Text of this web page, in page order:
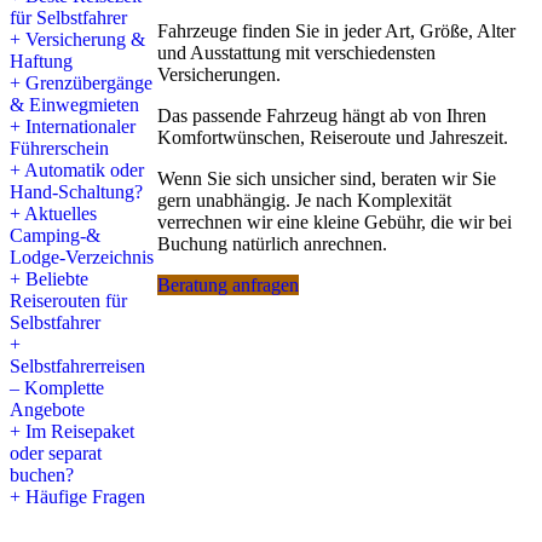
und Lüderitz, Sossusvlei und Namib-Wüste, Namib-
Naukluftberge, Erongo, Spitzkoppe, Damaraland,
Kaokoveld.
Lediglich die Regionen ab Etosha nördlich und
nordöstlich, also auch die Sambesi-Region (ehemals
Caprivistreifen bis Victoria Falls) und der hohe Norden
an den Flüssen z.B. mit den Epupa-Fällen gelten als
Malariagebiete, ebenso wie große Teile Botswanas.
Ob Reise-Impfungen oder Malaria-Prophylaxe empfohlen
werden, besprechen Sie bitte idealerweise mehr als 6 Monate
vor der Reise mit Ihrem Hausarzt oder einem Tropenmediziner,
da einige Impfungen diesen Vorlauf benötigen.
Weitere Infos finden Sie unter:
Aktualisierung kurz vor der Reise und Nachbarländer
Über die tagesaktuellen Regelungen und zu den
Nachbarländern senden wir unseren Kunden gerne alle
für Selbstfahrer
+ Versicherung &
Haftung
+ Grenzübergänge
& Einwegmieten
+ Internationaler
Führerschein
+ Automatik oder
Hand-Schaltung?
+ Aktuelles
Camping-&
Lodge-Verzeichnis
+ Beliebte
Reiserouten für
Selbstfahrer
+
Selbstfahrerreisen
– Komplette
Angebote
+ Im Reisepaket
oder separat
buchen?
+ Häufige Fragen
Fahrzeuge finden Sie in jeder Art, Größe, Alter
und Ausstattung mit verschiedensten
Versicherungen.
Das passende Fahrzeug hängt ab von Ihren
Komfortwünschen, Reiseroute und Jahreszeit.
Wenn Sie sich unsicher sind, beraten wir Sie
gern unabhängig. Je nach Komplexität
verrechnen wir eine kleine Gebühr, die wir bei
Buchung natürlich anrechnen.
Beratung anfragen